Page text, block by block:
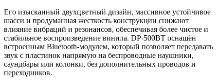
Его изысканный двухцветный дизайн, массивное устойчивое
шасси и продуманная жесткость конструкции снижают
влияние вибраций и резонансов, обеспечивая более чистое и
стабильное воспроизведение винила. DP‑500BT оснащён
встроенным Bluetooth‑модулем, который позволяет передавать
звук с пластинок напрямую на беспроводные наушники,
саундбары или колонки, без дополнительных проводов и
переходников.